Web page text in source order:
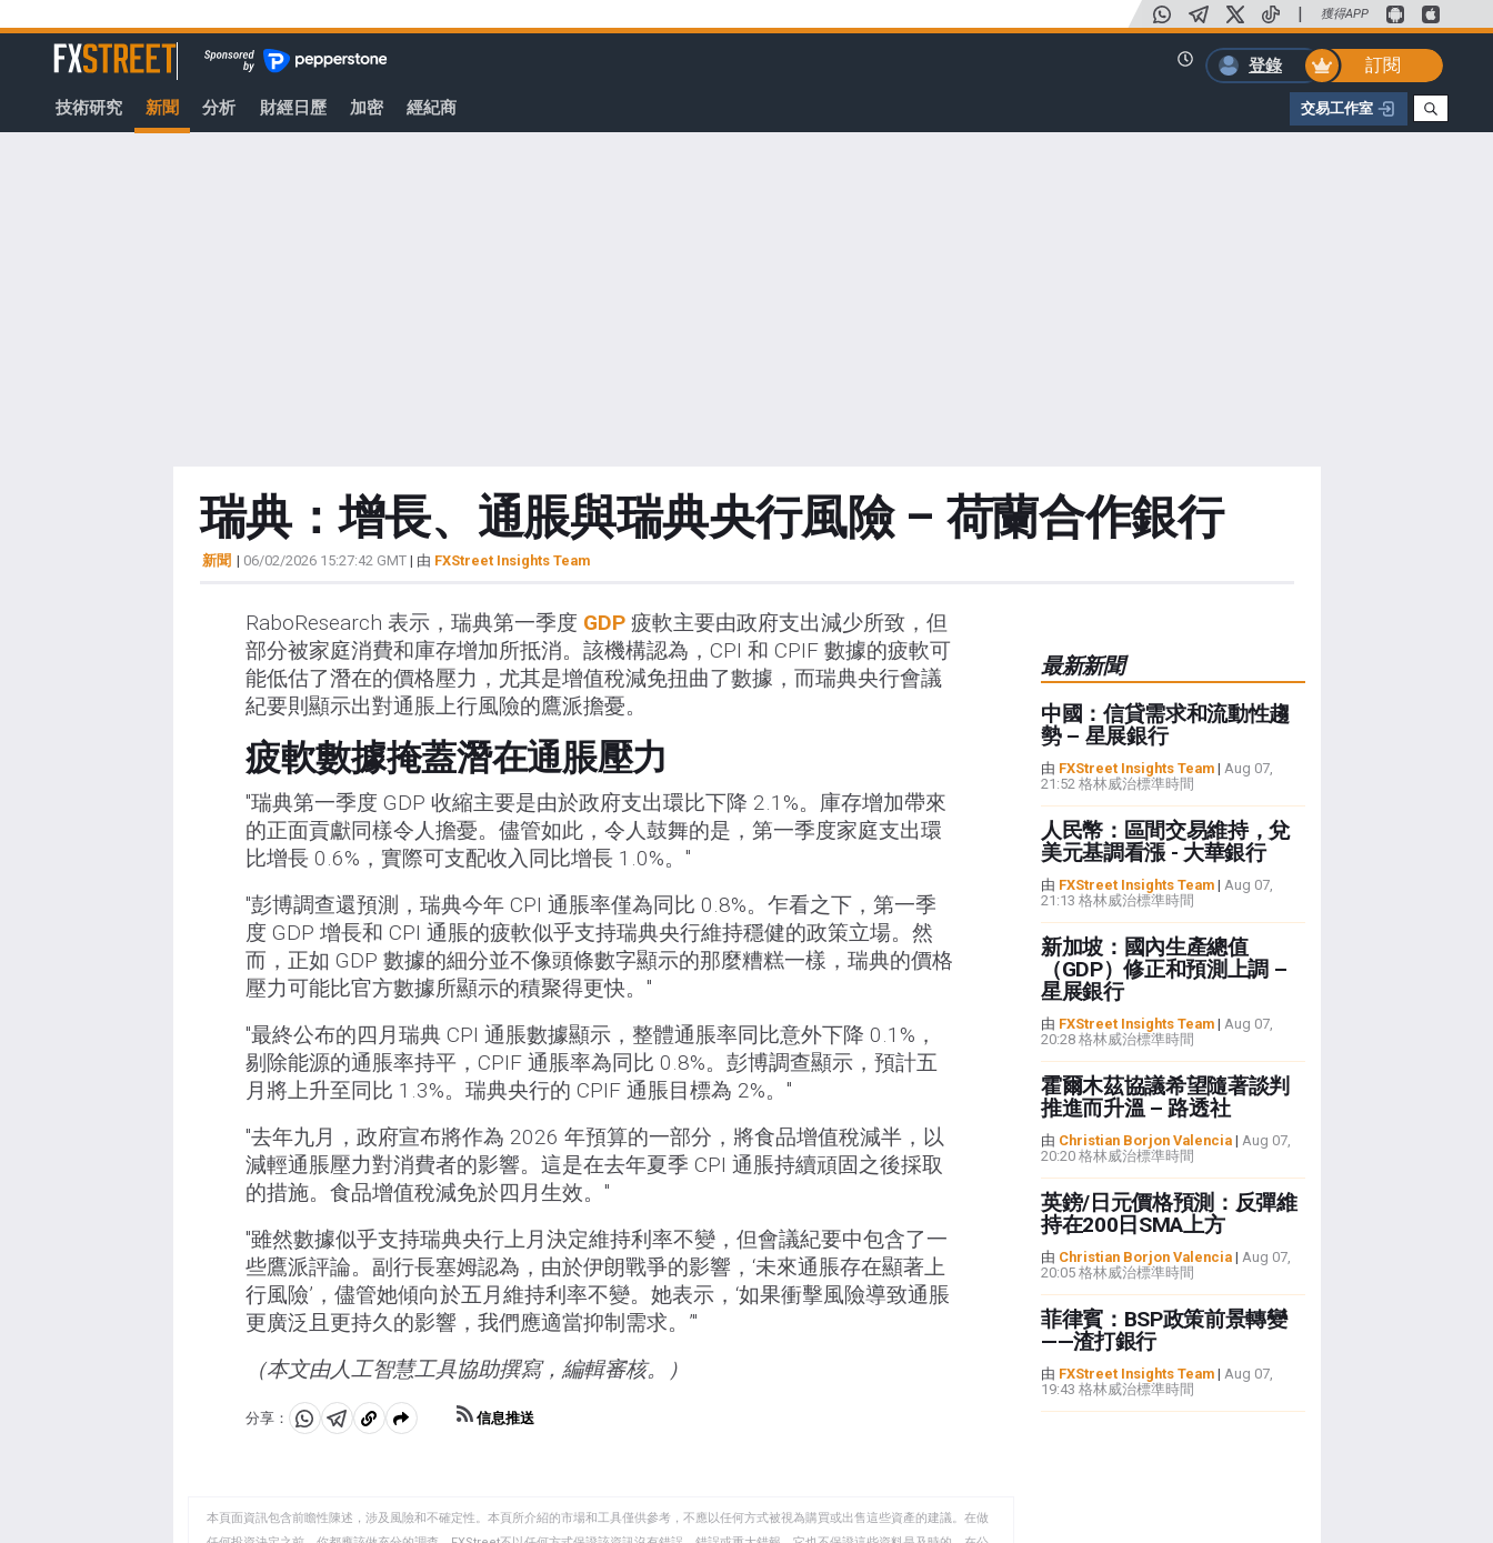
至
容
| 獲得APP
FXStreet
登錄
訂閱
技術研究 新聞 分析 財經日歷 加密 經紀商 交易工作室
瑞典：增長、通脹與瑞典央行風險 – 荷蘭合作銀行
新聞 | 06/02/2026 15:27:42 GMT| 由 FXStreet Insights Team
RaboResearch 表示，瑞典第一季度 GDP疲軟主要由政府支出減少所致，但
部分被家庭消費和庫存增加所抵消。該機構認為，CPI 和 CPIF 數據的疲軟可
能低估了潛在的價格壓力，尤其是增值稅減免扭曲了數據，而瑞典央行會議
紀要則顯示出對通脹上行風險的鷹派擔憂。
疲軟數據掩蓋潛在通脹壓力
"瑞典第一季度 GDP 收縮主要是由於政府支出環比下降 2.1%。庫存增加帶來
的正面貢獻同樣令人擔憂。儘管如此，令人鼓舞的是，第一季度家庭支出環
比增長 0.6%，實際可支配收入同比增長 1.0%。"
"彭博調查還預測，瑞典今年 CPI 通脹率僅為同比 0.8%。乍看之下，第一季
度 GDP 增長和 CPI 通脹的疲軟似乎支持瑞典央行維持穩健的政策立場。然
而，正如 GDP 數據的細分並不像頭條數字顯示的那麼糟糕一樣，瑞典的價格
壓力可能比官方數據所顯示的積聚得更快。"
"最終公布的四月瑞典 CPI 通脹數據顯示，整體通脹率同比意外下降 0.1%，
剔除能源的通脹率持平，CPIF 通脹率為同比 0.8%。彭博調查顯示，預計五
月將上升至同比 1.3%。瑞典央行的 CPIF 通脹目標為 2%。"
"去年九月，政府宣布將作為 2026 年預算的一部分，將食品增值稅減半，以
減輕通脹壓力對消費者的影響。這是在去年夏季 CPI 通脹持續頑固之後採取
的措施。食品增值稅減免於四月生效。"
"雖然數據似乎支持瑞典央行上月決定維持利率不變，但會議紀要中包含了一
些鷹派評論。副行長塞姆認為，由於伊朗戰爭的影響，‘未來通脹存在顯著上
行風險’，儘管她傾向於五月維持利率不變。她表示，‘如果衝擊風險導致通脹
更廣泛且更持久的影響，我們應適當抑制需求。’"
（本文由人工智慧工具協助撰寫，編輯審核。）
分享：
分
WhatsApp
分
Telegram
複
剪
信息推送
本頁面資訊包含前瞻性陳述，涉及風險和不確定性。本頁所介紹的市場和工具僅供參考，不應以任何方式被視為購買或出售這些資產的建議。在做
最新新聞
中國：信貸需求和流動性趨
勢 – 星展銀行
由 FXStreet Insights Team| Aug 07,
21:52 格林威治標準時間
人民幣：區間交易維持，兌
美元基調看漲 - 大華銀行
由 FXStreet Insights Team| Aug 07,
21:13 格林威治標準時間
新加坡：國內生產總值
（GDP）修正和預測上調 –
星展銀行
由 FXStreet Insights Team| Aug 07,
20:28 格林威治標準時間
霍爾木茲協議希望隨著談判
推進而升溫 – 路透社
由 Christian Borjon Valencia| Aug 07,
20:20 格林威治標準時間
英鎊/日元價格預測：反彈維
持在200日SMA上方
由 Christian Borjon Valencia| Aug 07,
20:05 格林威治標準時間
菲律賓：BSP政策前景轉變
——渣打銀行
由 FXStreet Insights Team| Aug 07,
19:43 格林威治標準時間